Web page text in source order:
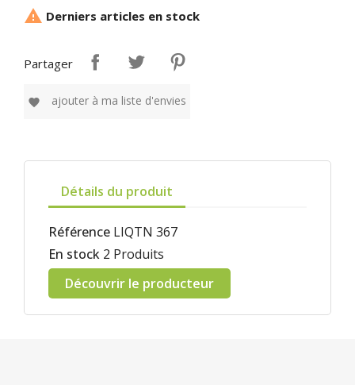
 Derniers articles en stock
Partager
favorite ajouter à ma liste d'envies
Détails du produit
Référence LIQTN 367
En stock 2 Produits
Découvrir le producteur